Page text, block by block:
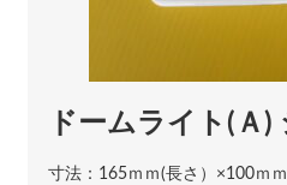
ドームライト(Ａ)
寸法：165ｍｍ(長さ）×100ｍｍ